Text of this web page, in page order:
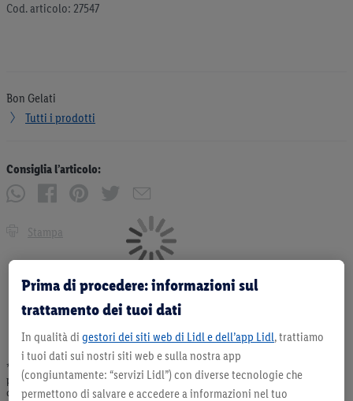
Cod. articolo: 27547
Bon Gelati
Tutti i prodotti
Consiglia l’articolo:
Stampa
* Offerta valida fino ad esaurimento scorte. Tutti i prezzi senza decorazioni. I
prodotti qui reclamizzati, soprattutto quelli non-food, non fanno sempre parte
dell’assortimento. Ill. dimostrativa.
Prima di procedere: informazioni sul
trattamento dei tuoi dati
In qualità di gestori dei siti web di Lidl e dell’app Lidl, trattiamo
i tuoi dati sui nostri siti web e sulla nostra app
(congiuntamente: “servizi Lidl”) con diverse tecnologie che
permettono di salvare e accedere a informazioni nel tuo